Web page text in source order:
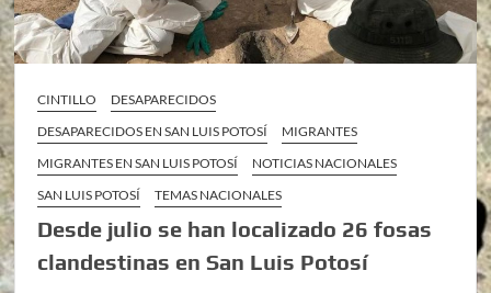
CINTILLO
DESAPARECIDOS
DESAPARECIDOS EN SAN LUIS POTOSÍ
MIGRANTES
MIGRANTES EN SAN LUIS POTOSÍ
NOTICIAS NACIONALES
SAN LUIS POTOSÍ
TEMAS NACIONALES
Desde julio se han localizado 26 fosas
clandestinas en San Luis Potosí